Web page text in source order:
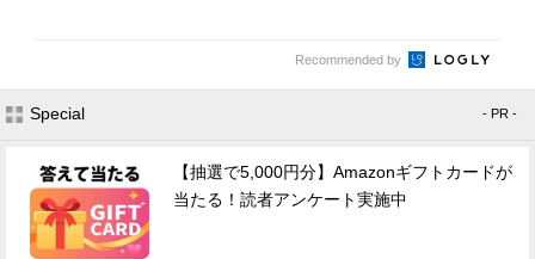
Recommended by
Special - PR -
【抽選で5,000円分】Amazonギフトカードが
当たる！読者アンケート実施中